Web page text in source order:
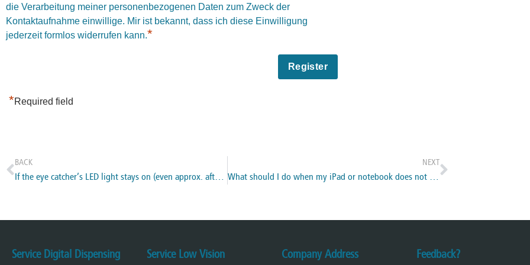
die Verarbeitung meiner personenbezogenen Daten zum Zweck der
Kontaktaufnahme einwillige. Mir ist bekannt, dass ich diese Einwilligung
jederzeit formlos widerrufen kann.*
*Required field
BACK
If the eye catcher’s LED light stays on (even approx. after 2-3 minutes), what do I need to do?
NEXT
What should I do when my iPad or notebook does not connect to the Master?
Service Digital Dispensing Service Low Vision Company Address Feedback?